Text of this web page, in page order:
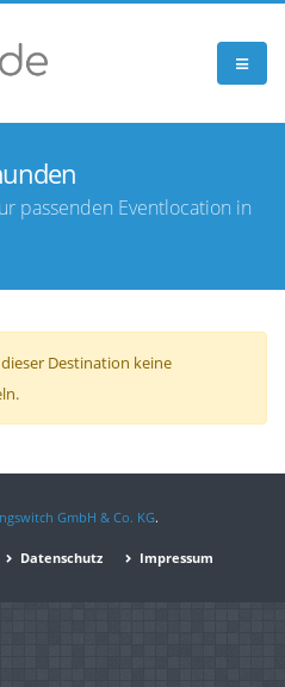
passenden Eventlocation in
Destination keine
GmbH & Co. KG.
Datenschutz Impressum